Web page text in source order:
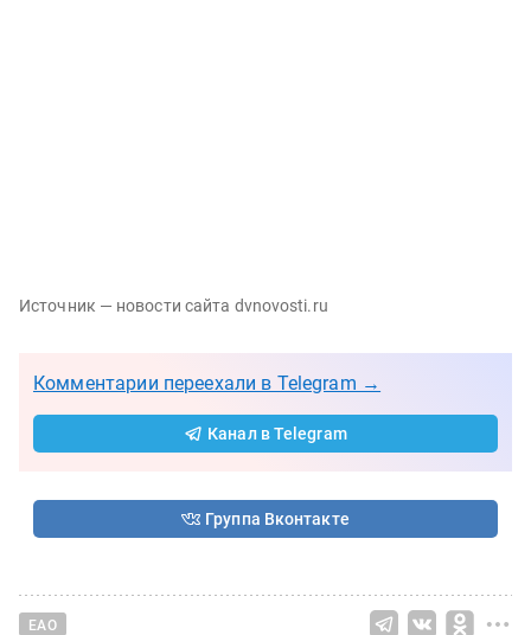
Источник — новости сайта dvnovosti.ru
Комментарии переехали в Telegram →
Канал в Telegram
Группа Вконтакте
ЕАО